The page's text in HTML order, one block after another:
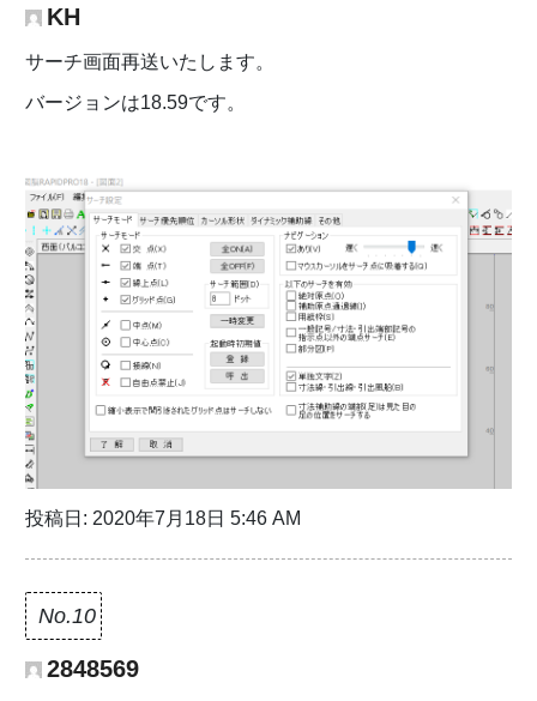
KH
サーチ画面再送いたします。
バージョンは18.59です。
投稿日: 2020年7月18日 5:46 AM
No.10
2848569